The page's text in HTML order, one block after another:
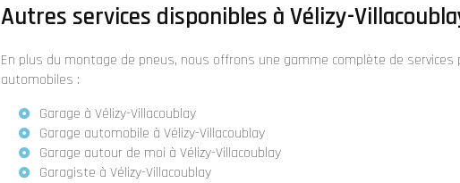
Autres services disponibles à Vélizy-
En plus du montage de pneus, nous offrons une gamme complète de
automobiles :
Garage à Vélizy-Villacoublay
Garage automobile à Vélizy-Villacoublay
Garage autour de moi à Vélizy-Villacoublay
Garagiste à Vélizy-Villacoublay